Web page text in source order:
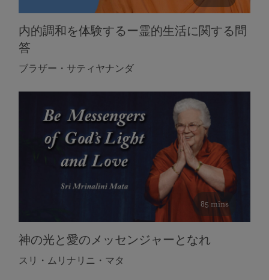
内的調和を体験するー霊的生活に関する問
答
ブラザー・サティヤナンダ
85 mins
神の光と愛のメッセンジャーとなれ
スリ・ムリナリニ・マタ